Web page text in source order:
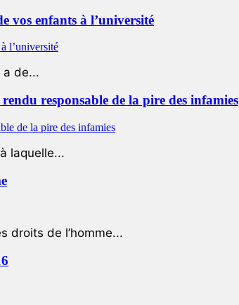
vos enfants à l’université
a de...
responsable de la pire des infamies
laquelle...
droits de l’homme...